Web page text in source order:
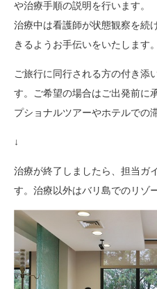
や治療手順の説明を行います。
治療中は看護師が状態観察を続
きるようお手伝いをいたします。
ご旅行に同行される方の付き添
す。ご希望の場合はご出発前に
プショナルツアーやホテルでの
↓
治療が終了しましたら、担当ガ
す。治療以外はバリ島でのリゾ